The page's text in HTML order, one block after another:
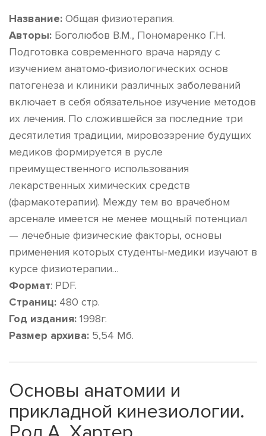
Название: Общая физиотерапия.
Авторы: Боголюбов В.М., Пономаренко Г.Н.
Подготовка современного врача наряду с
изучением анатомо-физиологических основ
патогенеза и клиники различных заболеваний
включает в себя обязательное изучение методов
их лечения. По сложившейся за последние три
десятилетия традиции, мировоззрение будущих
медиков формируется в русле
преимущественного использования
лекарственных химических средств
(фармакотерапии). Между тем во врачебном
арсенале имеется не менее мощный потенциал
— лечебные физические факторы, основы
применения которых студенты-медики изучают в
курсе физиотерапии…
Формат: PDF.
Страниц: 480 стр.
Год издания: 1998г.
Размер архива: 5,54 Мб.
Основы анатомии и
прикладной кинезиологии.